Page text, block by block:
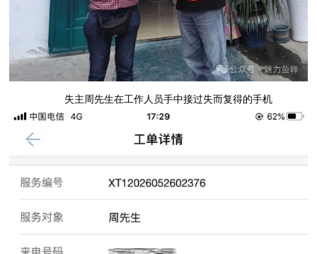
失主周先生在工作人员手中接过失而复得的手机